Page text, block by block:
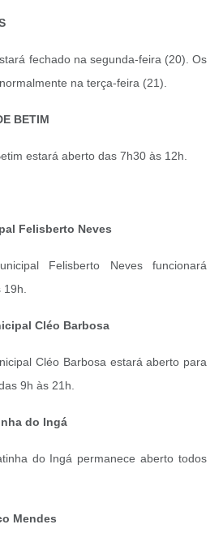
fechado na segunda-feira (20). Os
na terça-feira (21).
BETIM
estará aberto das 7h30 às 12h.
Felisberto Neves
Felisberto Neves funcionará
Cléo Barbosa
Cléo Barbosa estará aberto para
9h às 21h.
do Ingá
do Ingá permanece aberto todos
Mendes